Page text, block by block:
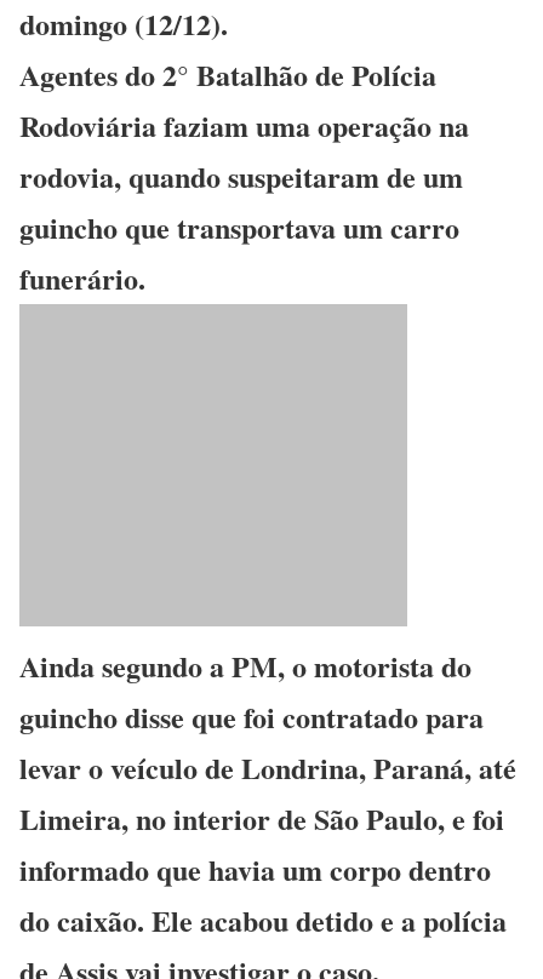
domingo (12/12).
Agentes do 2° Batalhão de Polícia
Rodoviária faziam uma operação na
rodovia, quando suspeitaram de um
guincho que transportava um carro
funerário.
Ainda segundo a PM, o motorista do
guincho disse que foi contratado para
levar o veículo de Londrina, Paraná, até
Limeira, no interior de São Paulo, e foi
informado que havia um corpo dentro
do caixão. Ele acabou detido e a polícia